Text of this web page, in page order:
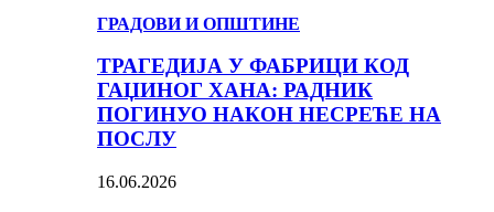
ГРАДОВИ И ОПШТИНЕ
ТРАГЕДИЈА У ФАБРИЦИ КОД
ГАЏИНОГ ХАНА: РАДНИК
ПОГИНУО НАКОН НЕСРЕЋЕ НА
ПОСЛУ
16.06.2026